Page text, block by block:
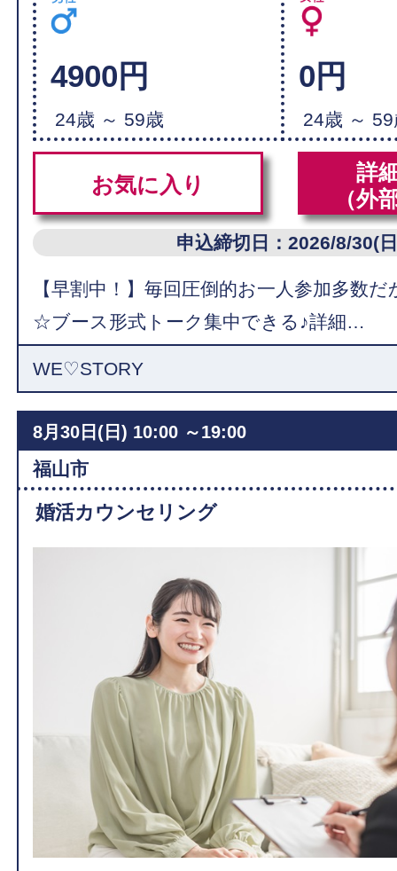
4900円
24歳 ～ 59歳
0円
24歳 ～
お気に入り
詳
（外
申込締切日：2026/8/30(
【早割中！】毎回圧倒的お一人参加多数
☆ブース形式トーク集中できる♪詳細…
WE♡STORY
8月30日(日) 10:00 ～19:00
福山市
婚活カウンセリング